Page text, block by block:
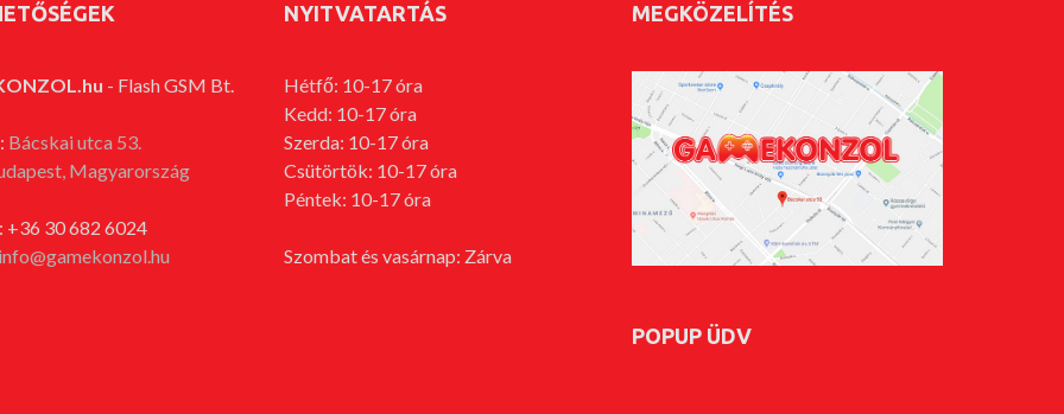
- Flash GSM Bt.
Bácskai utca 53.
Magyarország
+36 30 682 6024
NYITVATARTÁS
Hétfő: 10-17 óra
Kedd: 10-17 óra
Szerda: 10-17 óra
Csütörtök: 10-17 óra
Péntek: 10-17 óra
Szombat és vasárnap: Zárva
MEGKÖZELÍTÉS
POPUP ÜDV